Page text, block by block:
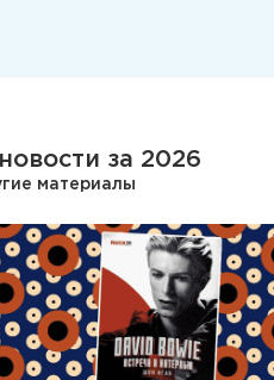
за 2026
материалы